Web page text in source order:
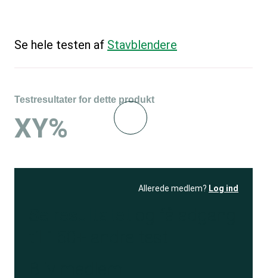
Se hele testen af Stavblendere
Testresultater for dette produkt
XY%
Allerede medlem? Log ind